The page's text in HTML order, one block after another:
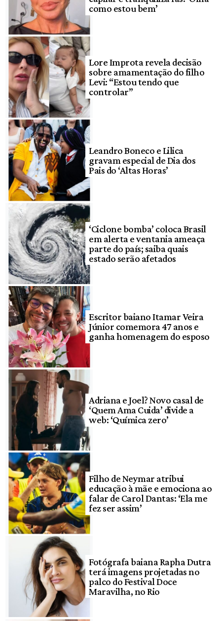
como estou bem’
Lore Improta revela decisão
sobre amamentação do filho
Levi: “Estou tendo que
controlar”
Leandro Boneco e Lilica
gravam especial de Dia dos
Pais do ‘Altas Horas’
‘Ciclone bomba’ coloca Brasil
em alerta e ventania ameaça
parte do país; saiba quais
estado serão afetados
Escritor baiano Itamar Veira
Júnior comemora 47 anos e
ganha homenagem do esposo
Adriana e Joel? Novo casal de
‘Quem Ama Cuida’ divide a
web: ‘Química zero’
Filho de Neymar atribui
educação à mãe e emociona ao
falar de Carol Dantas: ‘Ela me
fez ser assim’
Fotógrafa baiana Rapha Dutra
terá imagens projetadas no
palco do Festival Doce
Maravilha, no Rio